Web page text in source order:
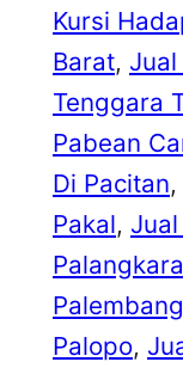
Kursi
Barat,
Tenggara
Pabean
Di Pacitan,
Pakal,
Palembang
Palopo,